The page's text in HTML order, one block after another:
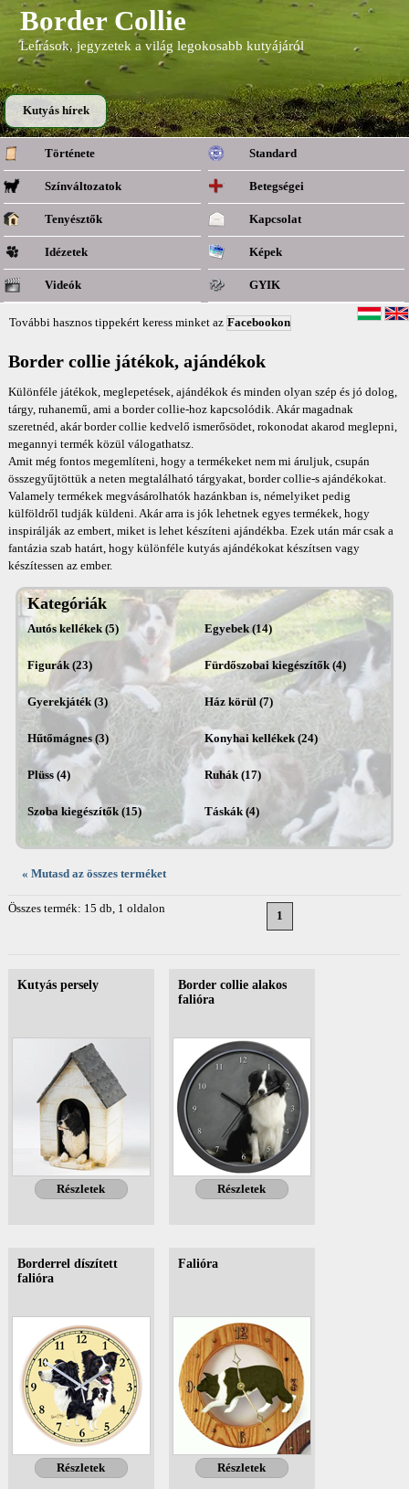
Border Collie
Leírások, jegyzetek a világ legokosabb kutyájáról
Kutyás hírek
Története Standard
Színváltozatok Betegségei
Tenyésztők Kapcsolat
Idézetek Képek
Videók GYIK
További hasznos tippekért keress minket az Facebookon
Border collie játékok, ajándékok
Különféle játékok, meglepetések, ajándékok és minden olyan szép és jó dolog,
tárgy, ruhanemű, ami a border collie-hoz kapcsolódik. Akár magadnak
szeretnéd, akár border collie kedvelő ismerősödet, rokonodat akarod meglepni,
megannyi termék közül válogathatsz.
Amit még fontos megemlíteni, hogy a termékeket nem mi áruljuk, csupán
összegyűjtöttük a neten megtalálható tárgyakat, border collie-s ajándékokat.
Valamely termékek megvásárolhatók hazánkban is, némelyiket pedig
külföldről tudják küldeni. Akár arra is jók lehetnek egyes termékek, hogy
inspirálják az embert, miket is lehet készíteni ajándékba. Ezek után már csak a
fantázia szab határt, hogy különféle kutyás ajándékokat készítsen vagy
készítessen az ember.
Kategóriák
Autós kellékek (5) Egyebek (14)
Figurák (23) Fürdőszobai kiegészítők (4)
Gyerekjáték (3) Ház körül (7)
Hűtőmágnes (3) Konyhai kellékek (24)
Plüss (4) Ruhák (17)
Szoba kiegészítők (15) Táskák (4)
« Mutasd az összes terméket
Összes termék: 15 db, 1 oldalon
1
Kutyás persely
Részletek
Border collie alakos
falióra
Részletek
Borderrel díszített
falióra
Részletek
Falióra
Részletek